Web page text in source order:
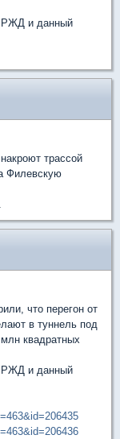
РЖД и данный
трассой
Филевскую
что перегон от
в туннель под
квадратных
РЖД и данный